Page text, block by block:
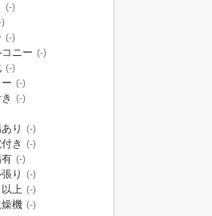
(-)
)
(-)
ニー (-)
(-)
(-)
(-)
り (-)
き (-)
(-)
り (-)
上 (-)
機 (-)